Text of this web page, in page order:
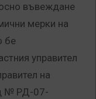
въвеждане
мерки на
бе
управител
на
№ РД-07-